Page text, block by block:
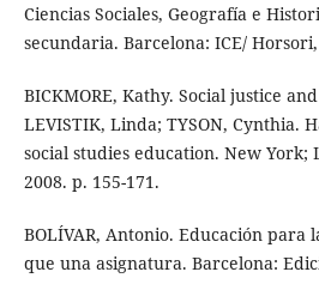
Ciencias Sociales, Geografía e
secundaria. Barcelona: ICE/
BICKMORE, Kathy. Social justice
LEVISTIK, Linda; TYSON, Cynthia.
social studies education. New York;
2008. p. 155-171.
BOLÍVAR, Antonio. Educación para
que una asignatura. Barcelona: